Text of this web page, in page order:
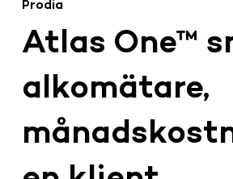
Atlas One™
alkomätare,
Prodia